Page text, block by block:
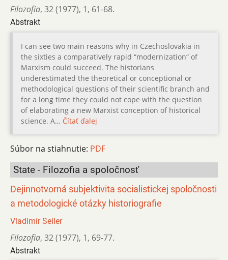
Filozofia, 32 (1977), 1, 61-68.
Abstrakt
I can see two main reasons why in Czechoslovakia in
the sixties a comparatively rapid “modernization“ of
Marxism could succeed. The historians
underestimated the theoretical or conceptional or
methodological questions of their scientific branch and
for a long time they could not cope with the question
of elaborating a new Marxist conception of historical
science. A… Čítať ďalej
Súbor na stiahnutie: PDF
State - Filozofia a spoločnosť
Dejinnotvorná subjektivita socialistickej spoločnosti
a metodologické otázky historiografie
Vladimír Seiler
Filozofia, 32 (1977), 1, 69-77.
Abstrakt